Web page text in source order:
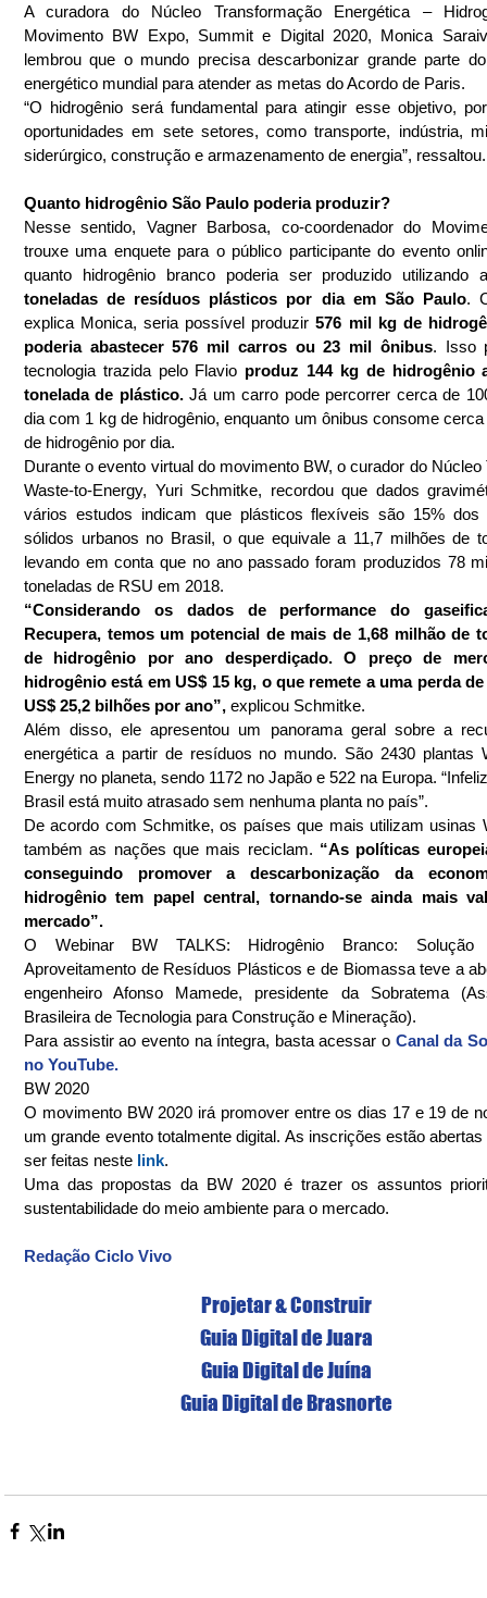
A curadora do Núcleo Transformação Energética –
Movimento BW Expo, Summit e Digital 2020, Monica
lembrou que o mundo precisa descarbonizar grande parte
energético mundial para atender as metas do Acordo de Paris.
“O hidrogênio será fundamental para atingir esse objetivo,
oportunidades em sete setores, como transporte, indústria,
siderúrgico, construção e armazenamento de energia”, ressaltou.
Quanto hidrogênio São Paulo poderia produzir?
Nesse sentido, Vagner Barbosa, co-coordenador do
trouxe uma enquete para o público participante do evento
quanto hidrogênio branco poderia ser produzido
toneladas de resíduos plásticos por dia em São Paulo.
explica Monica, seria possível produzir 576 mil kg de
poderia abastecer 576 mil carros ou 23 mil ônibus. Isso
tecnologia trazida pelo Flavio produz 144 kg de hidrogênio
tonelada de plástico. Já um carro pode percorrer cerca de
dia com 1 kg de hidrogênio, enquanto um ônibus consome
de hidrogênio por dia.
Durante o evento virtual do movimento BW, o curador do Núcleo
Waste-to-Energy, Yuri Schmitke, recordou que dados
vários estudos indicam que plásticos flexíveis são 15% dos
sólidos urbanos no Brasil, o que equivale a 11,7 milhões de
levando em conta que no ano passado foram produzidos 78
toneladas de RSU em 2018.
“Considerando os dados de performance do
Recupera, temos um potencial de mais de 1,68 milhão de
de hidrogênio por ano desperdiçado. O preço de
hidrogênio está em US$ 15 kg, o que remete a uma perda
US$ 25,2 bilhões por ano”, explicou Schmitke.
Além disso, ele apresentou um panorama geral sobre a
energética a partir de resíduos no mundo. São 2430 plantas
Energy no planeta, sendo 1172 no Japão e 522 na Europa.
Brasil está muito atrasado sem nenhuma planta no país”.
De acordo com Schmitke, os países que mais utilizam usinas
também as nações que mais reciclam. “As políticas
conseguindo promover a descarbonização da
hidrogênio tem papel central, tornando-se ainda mais
mercado”.
O Webinar BW TALKS: Hidrogênio Branco:
Aproveitamento de Resíduos Plásticos e de Biomassa teve a
engenheiro Afonso Mamede, presidente da Sobratema
Brasileira de Tecnologia para Construção e Mineração).
Para assistir ao evento na íntegra, basta acessar o Canal da
no YouTube.
BW 2020
O movimento BW 2020 irá promover entre os dias 17 e 19 de
um grande evento totalmente digital. As inscrições estão
ser feitas neste link.
Uma das propostas da BW 2020 é trazer os assuntos
sustentabilidade do meio ambiente para o mercado.
Redação Ciclo Vivo
Projetar & Construir
Guia Digital de Juara
Guia Digital de Juína
Guia Digital de Brasnorte